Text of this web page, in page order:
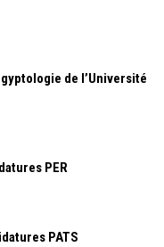
de l’Université
PER
PATS